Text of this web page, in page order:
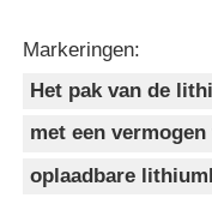
Markeringen:
Het pak van de
met een
oplaadbare